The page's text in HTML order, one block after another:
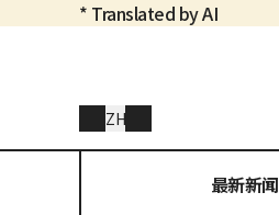
* Translated by AI
ZH
最新新闻